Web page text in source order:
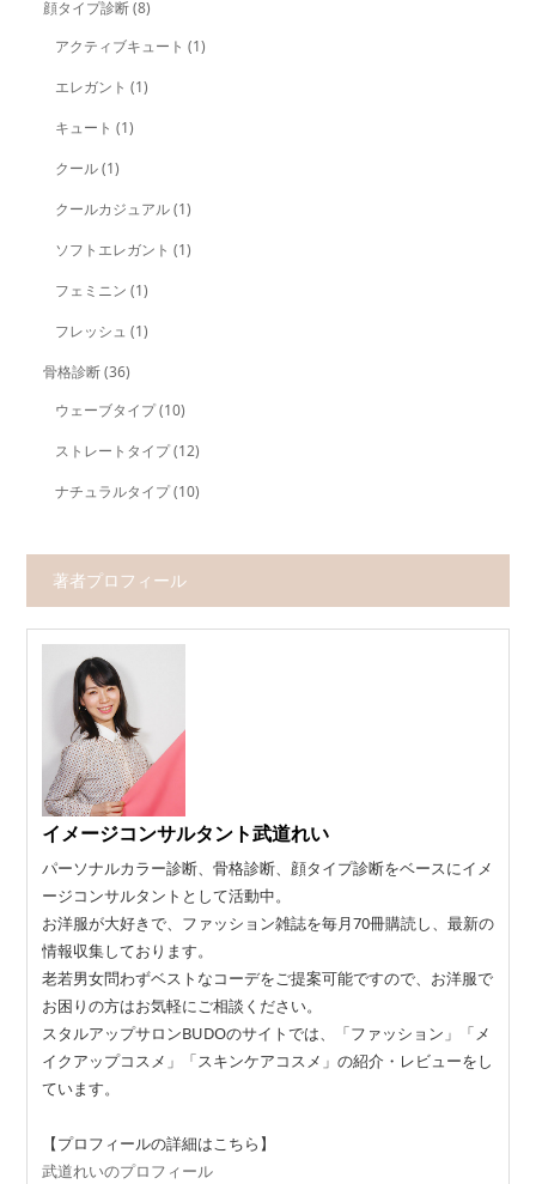
顔タイプ診断(8)
アクティブキュート (1)
エレガント (1)
キュート (1)
クール(1)
クールカジュアル(1)
ソフトエレガント (1)
フェミニン (1)
フレッシュ (1)
骨格診断(36)
ウェーブタイプ(10)
ストレートタイプ(12)
ナチュラルタイプ(10)
著者プロフィール
イメージコンサルタント武道れい
パーソナルカラー診断、骨格診断、顔タイプ診断をベースにイメ
ージコンサルタントとして活動中。
お洋服が大好きで、ファッション雑誌を毎月70冊購読し、最新の
情報収集しております。
老若男女問わずベストなコーデをご提案可能ですので、お洋服で
お困りの方はお気軽にご相談ください。
スタルアップサロンBUDOのサイトでは、「ファッション」「メ
イクアップコスメ」「スキンケアコスメ」の紹介・レビューをし
ています。
【プロフィールの詳細はこちら】
武道れいのプロフィール